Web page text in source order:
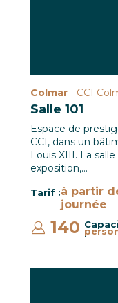
Colmar - CCI
Salle 101
Espace de
CCI, dans un
Louis XIII. La
exposition,…
Tarif :à partir
journée
:
140